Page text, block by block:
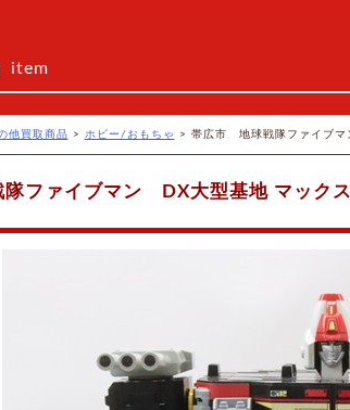
item
他買取商品 > ホビー/おもちゃ > 帯広市 地球戦隊ファイブ
ファイブマン DX大型基地 マック